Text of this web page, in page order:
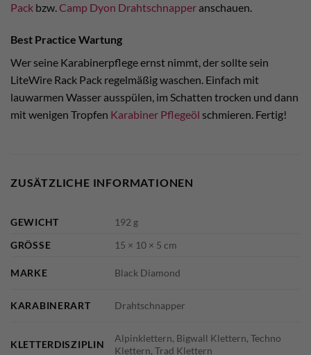
Pack bzw.Camp Dyon Drahtschnapper anschauen.
Best Practice Wartung
Wer seine Karabinerpflege ernst nimmt, der sollte sein
LiteWire Rack Pack regelmäßig waschen. Einfach mit
lauwarmen Wasser ausspülen, im Schatten trocken und dann
mit wenigen Tropfen Karabiner Pflegeöl schmieren. Fertig!
ZUSÄTZLICHE INFORMATIONEN
GEWICHT
192 g
GRÖSSE
15 × 10 × 5 cm
MARKE Black Diamond
KARABINERART Drahtschnapper
KLETTERDISZIPLIN
Alpinklettern, Bigwall Klettern, Techno
Klettern, Trad Klettern